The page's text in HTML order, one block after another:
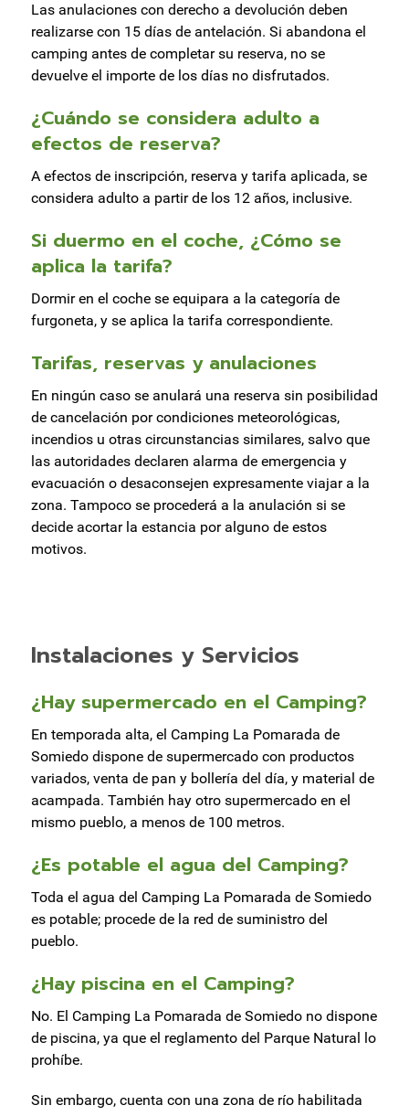
Las anulaciones con derecho a devolución deben
realizarse con 15 días de antelación. Si abandona el
camping antes de completar su reserva, no se
devuelve el importe de los días no disfrutados.
¿Cuándo se considera adulto a
efectos de reserva?
A efectos de inscripción, reserva y tarifa aplicada, se
considera adulto a partir de los 12 años, inclusive.
Si duermo en el coche, ¿Cómo se
aplica la tarifa?
Dormir en el coche se equipara a la categoría de
furgoneta, y se aplica la tarifa correspondiente.
Tarifas, reservas y anulaciones
En ningún caso se anulará una reserva sin posibilidad
de cancelación por condiciones meteorológicas,
incendios u otras circunstancias similares, salvo que
las autoridades declaren alarma de emergencia y
evacuación o desaconsejen expresamente viajar a la
zona. Tampoco se procederá a la anulación si se
decide acortar la estancia por alguno de estos
motivos.
Instalaciones y Servicios
¿Hay supermercado en el Camping?
En temporada alta, el Camping La Pomarada de
Somiedo dispone de supermercado con productos
variados, venta de pan y bollería del día, y material de
acampada. También hay otro supermercado en el
mismo pueblo, a menos de 100 metros.
¿Es potable el agua del Camping?
Toda el agua del Camping La Pomarada de Somiedo
es potable; procede de la red de suministro del
pueblo.
¿Hay piscina en el Camping?
No. El Camping La Pomarada de Somiedo no dispone
de piscina, ya que el reglamento del Parque Natural lo
prohíbe.
Sin embargo, cuenta con una zona de río habilitada